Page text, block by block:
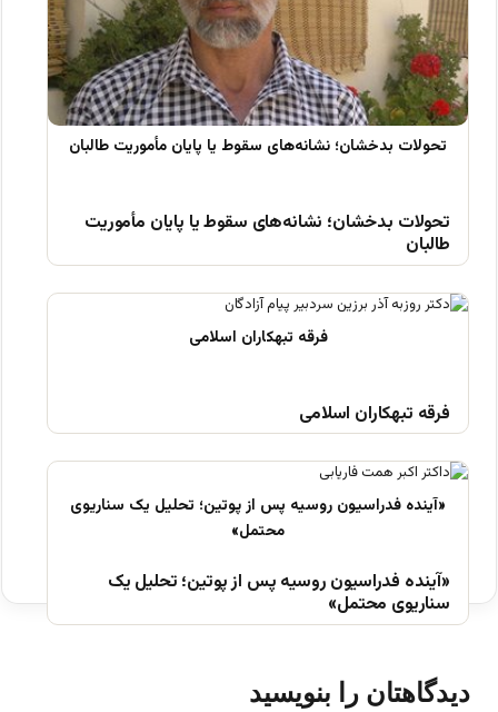
تحولات بدخشان؛ نشانه‌های سقوط یا پایان مأموریت
طالبان
فرقه تبهکاران اسلامی
«آینده فدراسیون روسیه پس از پوتین؛ تحلیل یک
سناریوی محتمل»
دیدگاهتان را بنویسید